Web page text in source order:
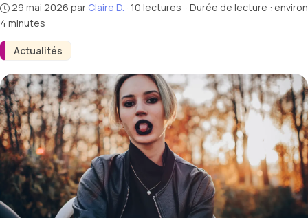
Actualités
29 mai 2026 par Claire D. · 10 lectures · Durée de lecture : environ
4 minutes